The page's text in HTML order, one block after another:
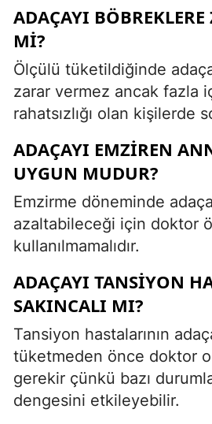
ADAÇAYI BÖBREKLERE
MI?
Ölçülü tüketildiğinde
zarar vermez ancak fazla
rahatsızlığı olan kişilerde
ADAÇAYI EMZIREN
UYGUN MUDUR?
Emzirme döneminde
azaltabileceği için doktor
kullanılmamalıdır.
ADAÇAYI TANSIYON
SAKINCALI MI?
Tansiyon hastalarının
tüketmeden önce doktor
gerekir çünkü bazı
dengesini etkileyebilir.